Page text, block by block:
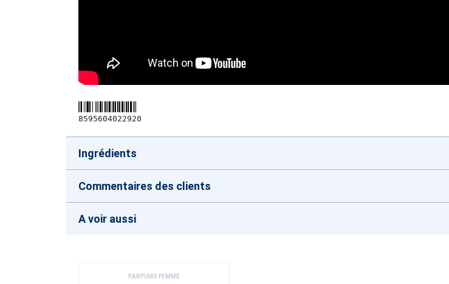
8595604022920
Ingrédients
Commentaires des clients
A voir aussi
PARFUMS FEMME